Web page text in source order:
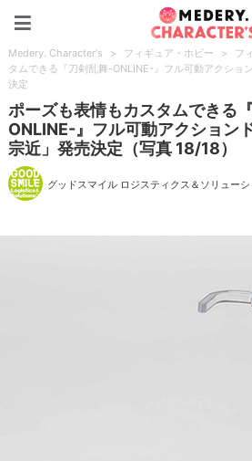
Medery. Character's > フィギュア・ホビー > フ
タムできる『刀剣乱舞-ONLINE-』フル可動アクショ
決定
ポーズも表情もカスタムできる
ONLINE-』フル可動アクション
宗近」発売決定（写真 18/18）
グッドスマイル ロジスティクス＆ソリュー